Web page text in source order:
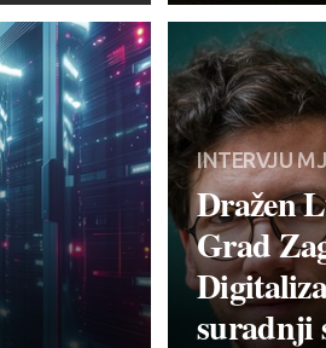
INTERVJU
Dražen
Grad
suradnji